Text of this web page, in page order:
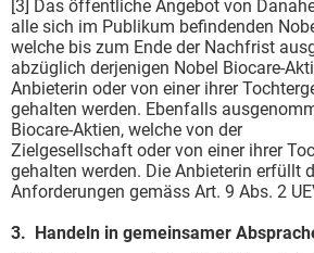
[3] Das öffentliche Angebot von
alle sich im Publikum befindenden
welche bis zum Ende der Nachfrist
abzüglich derjenigen Nobel Biocare-
Anbieterin oder von einer ihrer
gehalten werden. Ebenfalls
Biocare-Aktien, welche von der
Zielgesellschaft oder von einer ihrer
gehalten werden. Die Anbieterin erfüllt
Anforderungen gemäss Art. 9 Abs. 2
3. Handeln in gemeinsamer